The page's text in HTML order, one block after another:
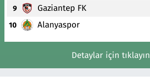
9 Gaziantep FK
10 Alanyaspor
Detaylar için tıklayın